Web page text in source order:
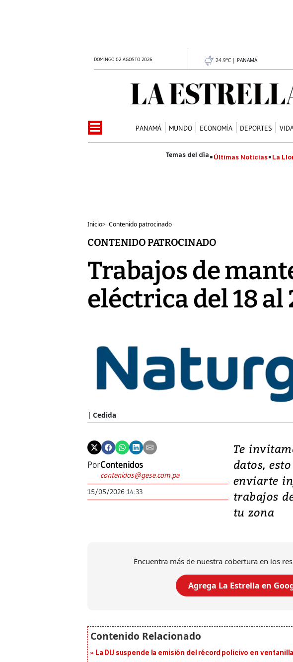
DOMINGO 02 AGOSTO 2026 24.9°C | PANAMÁ
PANAMÁ MUNDO ECONOMÍA DEPORTES
Últimas Noticias La
Inicio> Contenido patrocinado
CONTENIDO PATROCINADO
Trabajos de
eléctrica del 18 al
Cedida
PorContenidos
contenidos@gese.com.pa
15/05/2026 14:33
Te
datos,
enviarte
trabajos
tu zona
Encuentra más de nuestra cobertura en los
Agrega La Estrella en
La DIJ suspende la emisión del récord policivo en